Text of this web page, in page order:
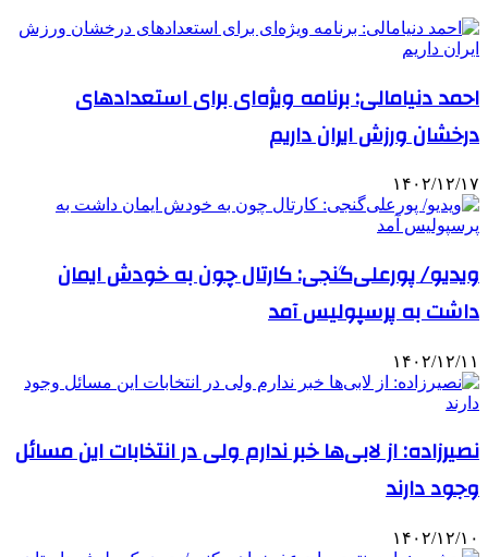
احمد دنیامالی: برنامه‌ ویژه‌ای برای استعدادهای
درخشان ورزش ایران داریم
۱۴۰۲/۱۲/۱۷
ویدیو/ پورعلی‌گنجی: کارتال چون به خودش ایمان
داشت به پرسپولیس آمد
۱۴۰۲/۱۲/۱۱
نصیرزاده: از لابی‌ها خبر ندارم ولی در انتخابات این مسائل
وجود دارند
۱۴۰۲/۱۲/۱۰